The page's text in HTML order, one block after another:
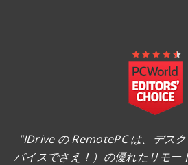
"IDrive の RemotePC は、デス
バイスでさえ！）の優れたリモー